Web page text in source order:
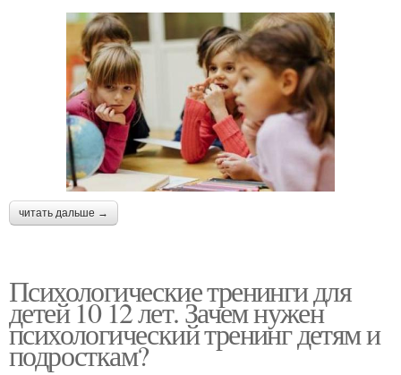
читать дальше →
Психологические тренинги для
детей 10 12 лет. Зачем нужен
психологический тренинг детям и
подросткам?